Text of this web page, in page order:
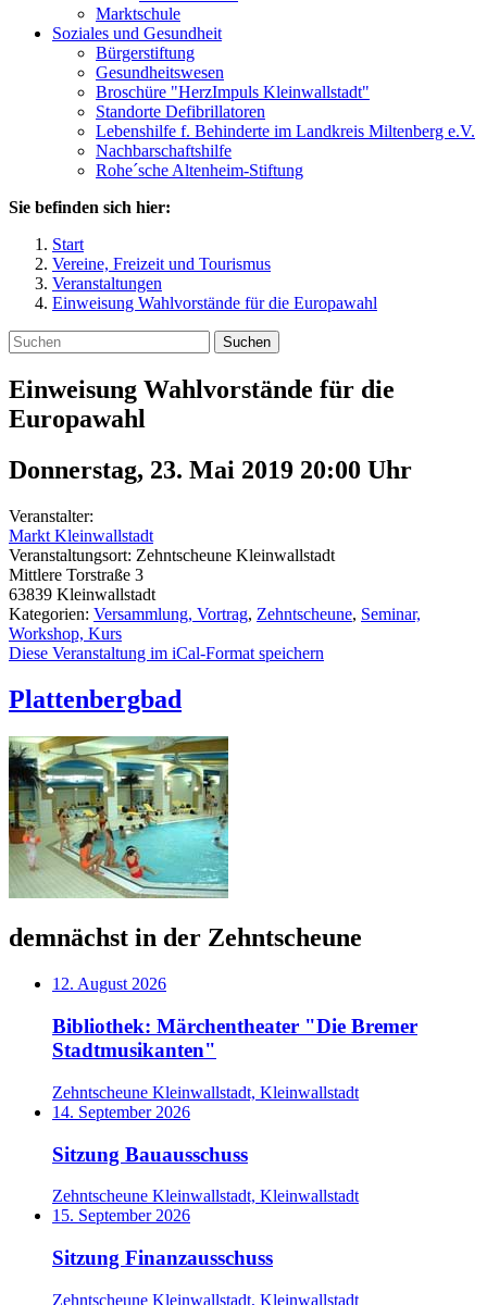
Marktschule
Soziales und Gesundheit
Bürgerstiftung
Gesundheitswesen
Broschüre "HerzImpuls Kleinwallstadt"
Standorte Defibrillatoren
Lebenshilfe f. Behinderte im Landkreis Miltenberg e.V.
Nachbarschaftshilfe
Rohe´sche Altenheim-Stiftung
Sie befinden sich hier:
Start
Vereine, Freizeit und Tourismus
Veranstaltungen
Einweisung Wahlvorstände für die Europawahl
Suchen
Einweisung Wahlvorstände für die
Europawahl
Donnerstag, 23. Mai 2019 20:00 Uhr
Veranstalter:
Markt Kleinwallstadt
Veranstaltungsort: Zehntscheune Kleinwallstadt
Mittlere Torstraße 3
63839 Kleinwallstadt
Kategorien: Versammlung, Vortrag, Zehntscheune, Seminar,
Workshop, Kurs
Diese Veranstaltung im iCal-Format speichern
Plattenbergbad
demnächst in der Zehntscheune
12. August 2026
Bibliothek: Märchentheater "Die Bremer
Stadtmusikanten"
Zehntscheune Kleinwallstadt, Kleinwallstadt
14. September 2026
Sitzung Bauausschuss
Zehntscheune Kleinwallstadt, Kleinwallstadt
15. September 2026
Sitzung Finanzausschuss
Zehntscheune Kleinwallstadt, Kleinwallstadt